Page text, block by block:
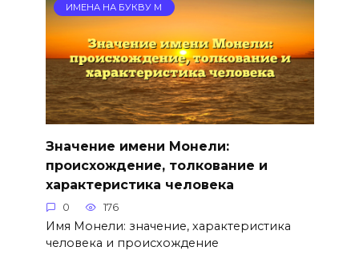
ИМЕНА НА БУКВУ М
Значение имени Монели:
происхождение, толкование и
характеристика человека
0 176
Имя Монели: значение, характеристика
человека и происхождение